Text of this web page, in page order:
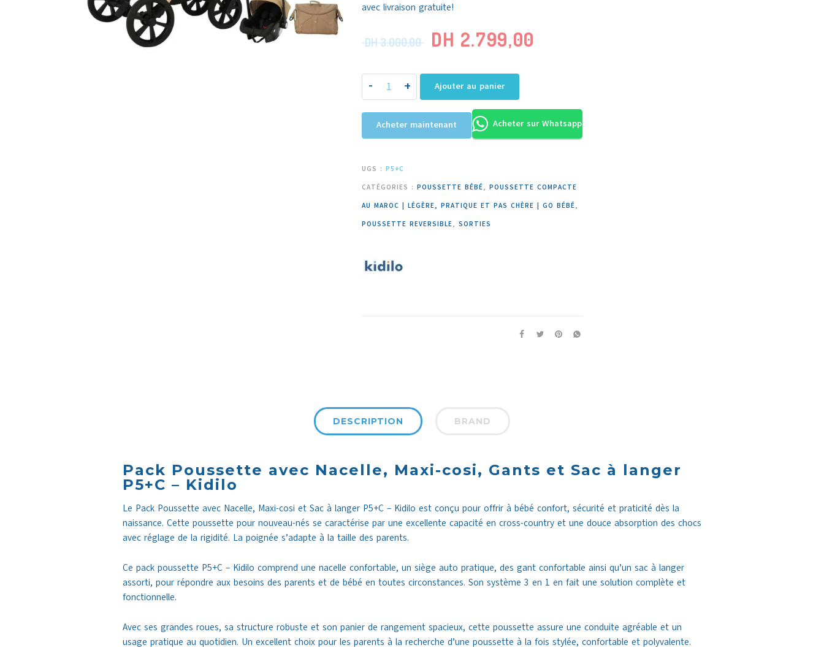
avec livraison gratuite!
DH3.000,00 DH 2.799,00
- + Ajouter au panier
Acheter maintenant Acheter sur Whatsapp
UGS : P5+C
CATÉGORIES : POUSSETTE BÉBÉ, POUSSETTE COMPACTE
AU MAROC | LÉGÈRE, PRATIQUE ET PAS CHÈRE | GO BÉBÉ,
POUSSETTE REVERSIBLE, SORTIES
DESCRIPTION BRAND
Pack Poussette avec Nacelle, Maxi-cosi, Gants et Sac à langer
P5+C – Kidilo
Le Pack Poussette avec Nacelle, Maxi-cosi et Sac à langer P5+C – Kidilo est conçu pour offrir à bébé confort, sécurité et praticité dès la
naissance. Cette poussette pour nouveau-nés se caractérise par une excellente capacité en cross-country et une douce absorption des chocs
avec réglage de la rigidité. La poignée s’adapte à la taille des parents.
Ce pack poussette P5+C – Kidilo comprend une nacelle confortable, un siège auto pratique, des gant confortable ainsi qu’un sac à langer
assorti, pour répondre aux besoins des parents et de bébé en toutes circonstances. Son système 3 en 1 en fait une solution complète et
fonctionnelle.
Avec ses grandes roues, sa structure robuste et son panier de rangement spacieux, cette poussette assure une conduite agréable et un
usage pratique au quotidien. Un excellent choix pour les parents à la recherche d’une poussette à la fois stylée, confortable et polyvalente.